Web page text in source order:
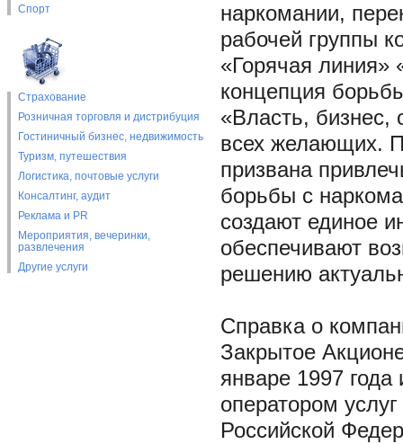
Спорт
Страхование
Розничная торговля и дистрибуция
Гостиничный бизнес, недвижимость
Туризм, путешествия
Логистика, почтовые услуги
Консалтинг, аудит
Реклама и PR
Мероприятия, вечеринки,
развлечения
Другие услуги
наркомании,
рабочей группы
«Горячая линия»
концепция
«Власть, бизнес,
всех желающих.
призвана
борьбы с
создают единое
обеспечивают
решению
Справка о
Закрытое
январе 1997
оператором
Российской